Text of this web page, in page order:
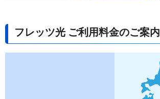
フレッツ光 ご利用料金のご案内